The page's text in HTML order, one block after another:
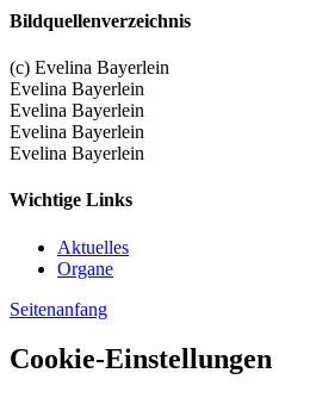
Bildquellenverzeichnis
(c) Evelina Bayerlein
Evelina Bayerlein
Evelina Bayerlein
Evelina Bayerlein
Evelina Bayerlein
Wichtige Links
Aktuelles
Organe
Seitenanfang
Cookie-Einstellungen